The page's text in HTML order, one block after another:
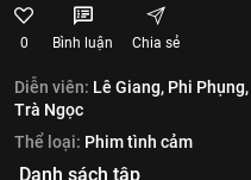
0 Bình luận Chia sẻ
Diễn viên: Lê Giang, Phi Phụng,
Trà Ngọc
Thể loại: Phim tình cảm
Danh sách tập